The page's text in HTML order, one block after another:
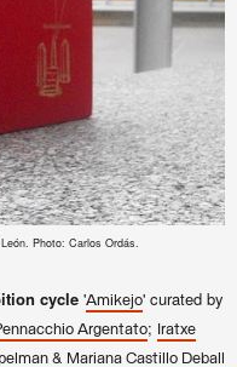
Photo: Carlos Ordás.
cycle 'Amikejo' curated by
Argentato;
Iratxe
& Mariana Castillo Deball